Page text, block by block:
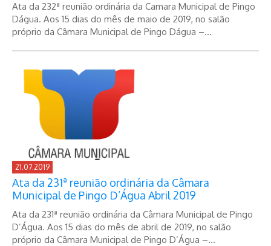
Ata da 232ª reunião ordinária da Camara Municipal de Pingo
Dágua. Aos 15 dias do mês de maio de 2019, no salão
próprio da Câmara Municipal de Pingo Dágua –...
21.07.2019
Ata da 231ª reunião ordinária da Câmara
Municipal de Pingo D’Água Abril 2019
Ata da 231ª reunião ordinária da Câmara Municipal de Pingo
D’Água. Aos 15 dias do mês de abril de 2019, no salão
próprio da Câmara Municipal de Pingo D’Água –...